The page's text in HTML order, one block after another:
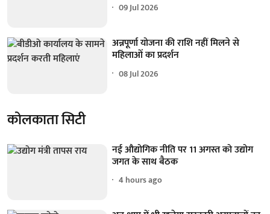
09 Jul 2026
अन्नपूर्णा योजना की राशि नहीं मिलने से
महिलाओं का प्रदर्शन
08 Jul 2026
कोलकाता सिटी
नई औद्योगिक नीति पर 11 अगस्त को उद्योग
जगत के साथ बैठक
4 hours ago